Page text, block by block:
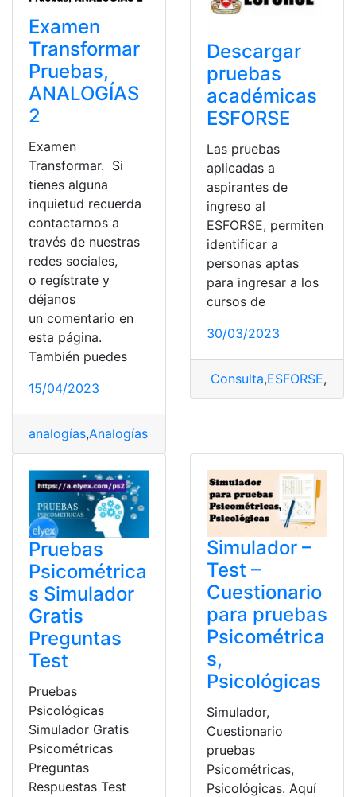
Examen
Transformar
Pruebas,
ANALOGÍAS
2
Examen
Transformar. Si
tienes alguna
inquietud recuerda
contactarnos a
través de nuestras
redes sociales,
o regístrate y
déjanos
un comentario en
esta página.
También puedes
15/04/2023
analogías,Analogías Transformar
Descargar
pruebas
académicas
ESFORSE
Las pruebas
aplicadas a
aspirantes de
ingreso al
ESFORSE, permiten
identificar a
personas aptas
para ingresar a los
cursos de
30/03/2023
Consulta,ESFORSE,
Pruebas
Psicométrica
s Simulador
Gratis
Preguntas
Test
Pruebas
Psicológicas
Simulador Gratis
Psicométricas
Preguntas
Respuestas Test
Simulador –
Test –
Cuestionario
para pruebas
Psicométrica
s,
Psicológicas
Simulador,
Cuestionario
pruebas
Psicométricas,
Psicológicas. Aquí